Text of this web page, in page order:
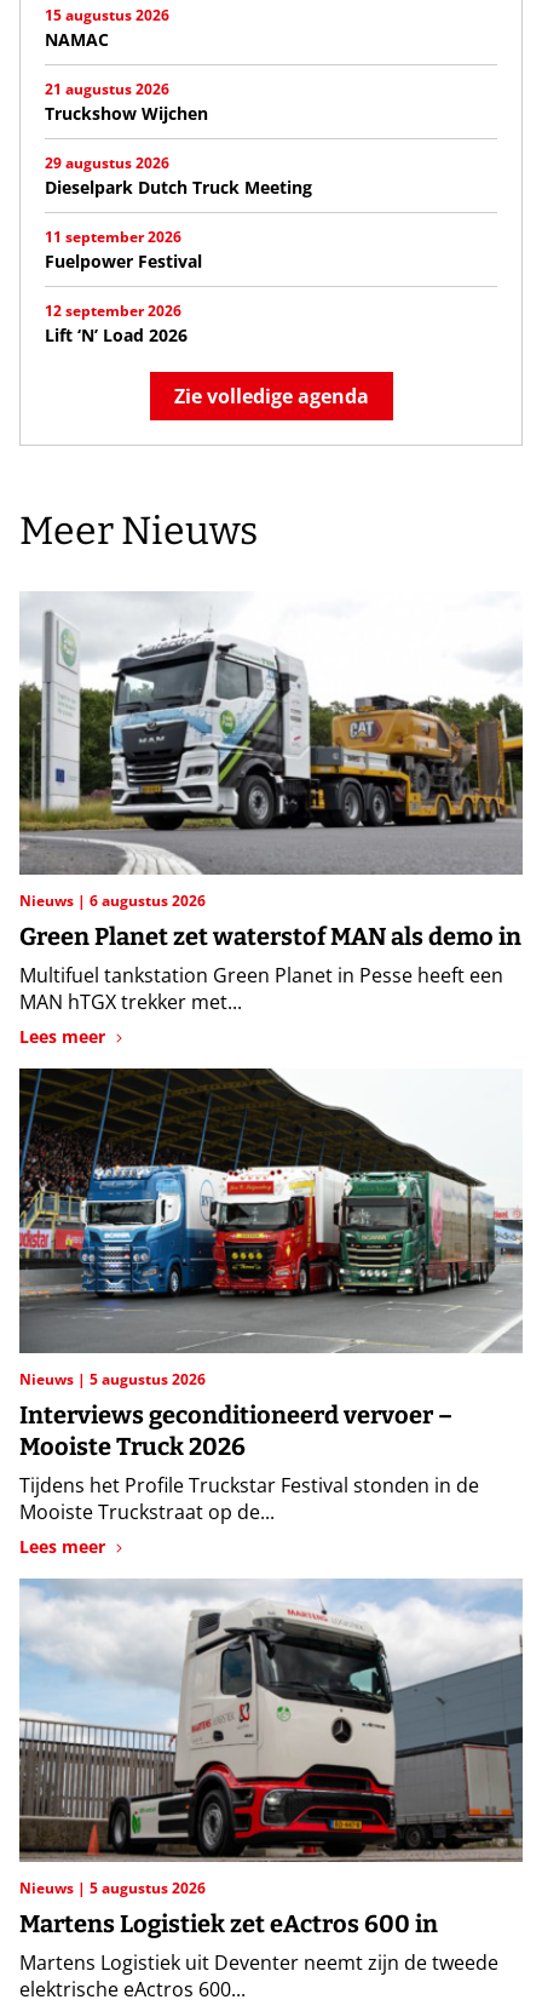
15 augustus 2026
NAMAC
21 augustus 2026
Truckshow Wijchen
29 augustus 2026
Dieselpark Dutch Truck Meeting
11 september 2026
Fuelpower Festival
12 september 2026
Lift ‘N’ Load 2026
Zie volledige agenda
Meer Nieuws
Nieuws 6 augustus 2026
Green Planet zet waterstof MAN als demo in
Multifuel tankstation Green Planet in Pesse heeft een
MAN hTGX trekker met...
Lees meer
Nieuws 5 augustus 2026
Interviews geconditioneerd vervoer –
Mooiste Truck 2026
Tijdens het Profile Truckstar Festival stonden in de
Mooiste Truckstraat op de...
Lees meer
Nieuws 5 augustus 2026
Martens Logistiek zet eActros 600 in
Martens Logistiek uit Deventer neemt zijn de tweede
elektrische eActros 600...